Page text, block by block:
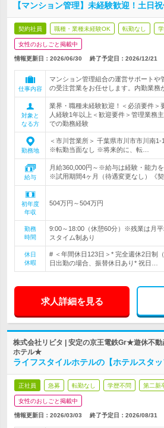
【マンション管理】未経験歓迎！土日
契約社員 職種・業種未経験OK 転勤なし
女性のおしごと掲載中
情報更新日：2026/06/30 終了予定日： 2026/12/21
仕事内容
マンション管理組合の運営サポートや
の受注営業をお任せします。内勤業務
対象と
なる方
業界・職種未経験歓迎！＜必須要件＞
人経験1年以上＜歓迎要件＞管理業務
での勤務経験
勤務地
＜市川営業所＞ 千葉県市川市市川南1-
※転勤当面なし ※将来的に、転…
給与
月給360,000円～※給与は経験・能力を
※試用期間4ヶ月（待遇変更なし）《
初年度
年収
504万円～504万円
勤務
時間
9:00～18:00（休憩60分）※残業は月
スタイム制あり
休日
休暇
# ＜年間休日123日＞* 完全週休2日制
日出勤の場合、振替休日あり* 祝日…
求人詳細を見る
株式会社リビタ | 安定の京王電鉄Gr★遊休不
ホテル★
ライフスタイルホテルの【ホテルスタッ
正社員 急募 転勤なし 学歴不問 第二新
女性のおしごと掲載中
情報更新日：2026/03/03 終了予定日： 2026/08/31